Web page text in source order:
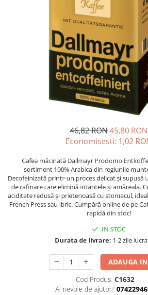
Cesti si farfurii
Pahare de cafea
Pliculete Zahar si Miere
Siropuri
Topping
Stabilizatoare tensiune
Accesorii si intretinere
46,82 RON45,80 RON
Economisesti: 1,02
Cafea măcinată Dallmayr Prodomo
sortiment 100% Arabica din regiunile
Decofeinizată printr-un proces delicat și supusă
de rafinare care elimină iritantele și amăreala.
aciditate redusă și prietenoasă cu stomacul,
French Press sau ibric. Cumpără online de pe
rapidă din stoc!
IN STOC
Durata de livrare: 1-2 zile
ADAUGA IN
Cod Produs: C1632
Ai nevoie de ajutor?